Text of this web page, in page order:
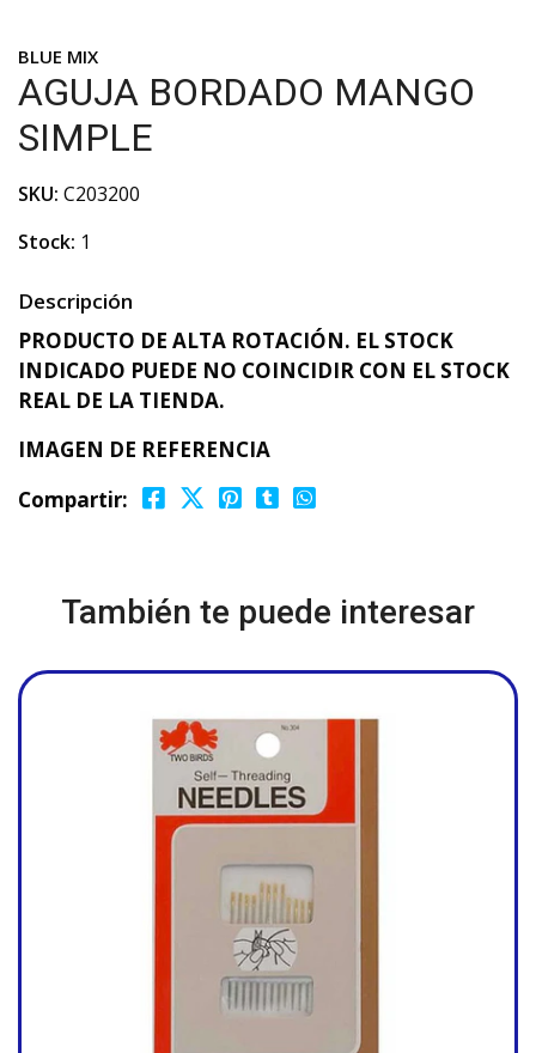
BLUE MIX
AGUJA BORDADO MANGO
SIMPLE
SKU: C203200
Stock: 1
Descripción
PRODUCTO DE ALTA ROTACIÓN. EL STOCK
INDICADO PUEDE NO COINCIDIR CON EL STOCK
REAL DE LA TIENDA.
IMAGEN DE REFERENCIA
Compartir:
También te puede interesar